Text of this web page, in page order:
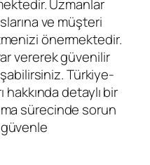
Uzmanlar
ve müşteri
önermektedir.
vererek güvenilir
Türkiye-
hakkında detaylı bir
sürecinde sorun
güvenle